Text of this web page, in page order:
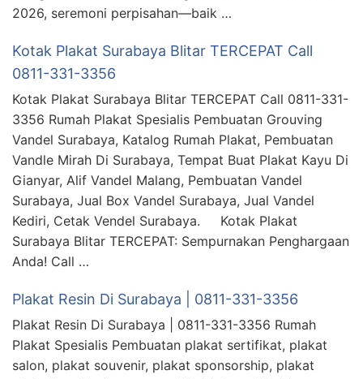
2026, seremoni perpisahan—baik …
Kotak Plakat Surabaya Blitar TERCEPAT Call
0811-331-3356
Kotak Plakat Surabaya Blitar TERCEPAT Call 0811-331-
3356 Rumah Plakat Spesialis Pembuatan Grouving
Vandel Surabaya, Katalog Rumah Plakat, Pembuatan
Vandle Mirah Di Surabaya, Tempat Buat Plakat Kayu Di
Gianyar, Alif Vandel Malang, Pembuatan Vandel
Surabaya, Jual Box Vandel Surabaya, Jual Vandel
Kediri, Cetak Vendel Surabaya. Kotak Plakat
Surabaya Blitar TERCEPAT: Sempurnakan Penghargaan
Anda! Call …
Plakat Resin Di Surabaya | 0811-331-3356
Plakat Resin Di Surabaya | 0811-331-3356 Rumah
Plakat Spesialis Pembuatan plakat sertifikat, plakat
salon, plakat souvenir, plakat sponsorship, plakat